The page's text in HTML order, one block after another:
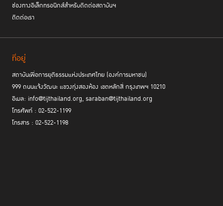
ช่องทางอิเล็กทรอนิกส์สำหรับติดต่อสถาบันฯ
ติดต่อเรา
ที่อยู่
สถาบันเพื่อการยุติธรรมแห่งประเทศไทย (องค์การมหาชน)
999 ถนนแจ้งวัฒนะ แขวงทุ่งสองห้อง เขตหลักสี่ กรุงเทพฯ 10210
อีเมล: info@tijthailand.org, saraban@tijthailand.org
โทรศัพท์ : 02-522-1199
โทรสาร : 02-522-1198